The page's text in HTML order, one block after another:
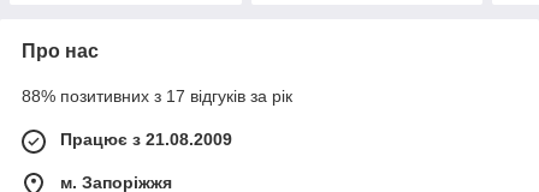
Про нас
88% позитивних з 17 відгуків за рік
Працює з 21.08.2009
м. Запоріжжя